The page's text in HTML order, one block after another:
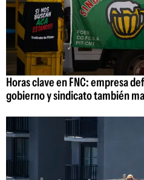
Horas clave en FNC: empresa
gobierno y sindicato también